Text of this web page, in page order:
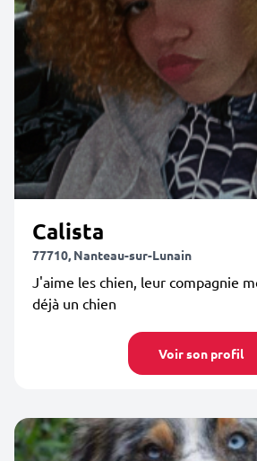
Calista
77710, Nanteau-sur-Lunain
J'aime les chien, leur compagnie
déjà un chien
Voir son profil